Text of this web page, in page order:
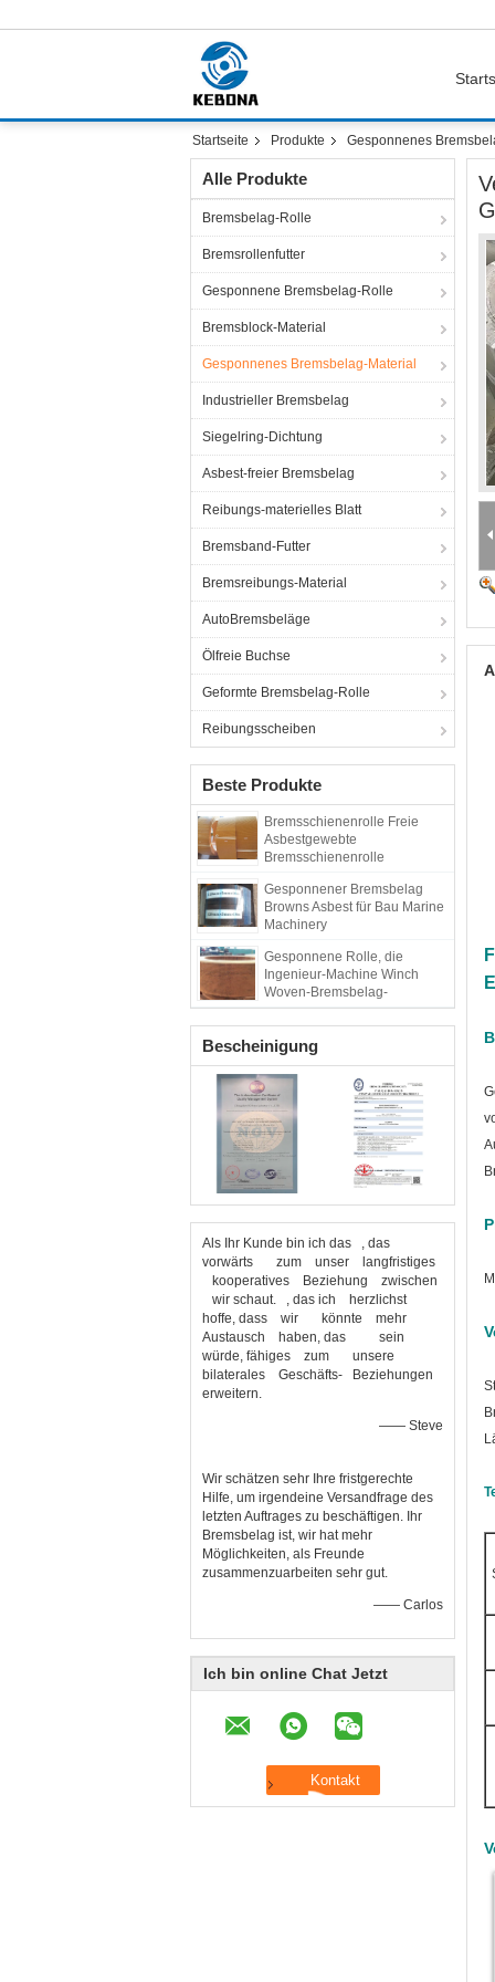
Startseite Produkte Gesponnenes
Alle Produkte
Bremsbelag-Rolle
Bremsrollenfutter
Gesponnene Bremsbelag-Rolle
Bremsblock-Material
Gesponnenes Bremsbelag-Material
Industrieller Bremsbelag
Siegelring-Dichtung
Asbest-freier Bremsbelag
Reibungs-materielles Blatt
Bremsband-Futter
Bremsreibungs-Material
AutoBremsbeläge
Ölfreie Buchse
Geformte Bremsbelag-Rolle
Reibungsscheiben
Beste Produkte
Bremsschienenrolle Freie
Asbestgewebte
Bremsschienenrolle
Gesponnener Bremsbelag
Browns Asbest für Bau Marine
Machinery
Gesponnene Rolle, die
Ingenieur-Machine Winch
Woven-Bremsbelag-
materielles Bremsband
zeichnet
Bescheinigung
Als Ihr Kunde bin ich das , das
vorwärts zum unser langfristiges
kooperatives Beziehung zwischen
wir schaut. , das ich herzlichst
hoffe, dass wir könnte mehr
Austausch haben, das sein
würde, fähiges zum unsere
bilaterales Geschäfts- Beziehungen
erweitern.
—— Steve
Wir schätzen sehr Ihre fristgerechte
Hilfe, um irgendeine Versandfrage des
letzten Auftrages zu beschäftigen. Ihr
Bremsbelag ist, wir hat mehr
Möglichkeiten, als Freunde
zusammenzuarbeiten sehr gut.
—— Carlos
Ich bin online Chat Jetzt